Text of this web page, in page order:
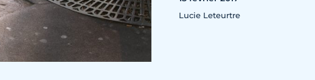
Lucie Leteurtre